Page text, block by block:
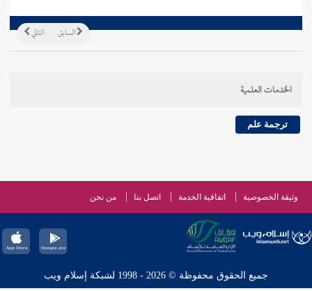
التالي السابق
الخدمات العلمية
ترجمة علم
وثيقة الخصوصية اتفاقية الخدمة اتصل بنا من نحن
جميع الحقوق محفوظة © 2026 - 1998 لشبكة إسلام ويب